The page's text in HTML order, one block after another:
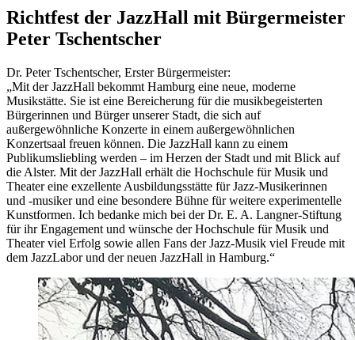
Richtfest der JazzHall mit Bürgermeister
Peter Tschentscher
Dr. Peter Tschentscher, Erster Bürgermeister:
„Mit der JazzHall bekommt Hamburg eine neue, moderne
Musikstätte. Sie ist eine Bereicherung für die musikbegeisterten
Bürgerinnen und Bürger unserer Stadt, die sich auf
außergewöhnliche Konzerte in einem außergewöhnlichen
Konzertsaal freuen können. Die JazzHall kann zu einem
Publikumsliebling werden – im Herzen der Stadt und mit Blick auf
die Alster. Mit der JazzHall erhält die Hochschule für Musik und
Theater eine exzellente Ausbildungsstätte für Jazz-Musikerinnen
und -musiker und eine besondere Bühne für weitere experimentelle
Kunstformen. Ich bedanke mich bei der Dr. E. A. Langner-Stiftung
für ihr Engagement und wünsche der Hochschule für Musik und
Theater viel Erfolg sowie allen Fans der Jazz-Musik viel Freude mit
dem JazzLabor und der neuen JazzHall in Hamburg.“